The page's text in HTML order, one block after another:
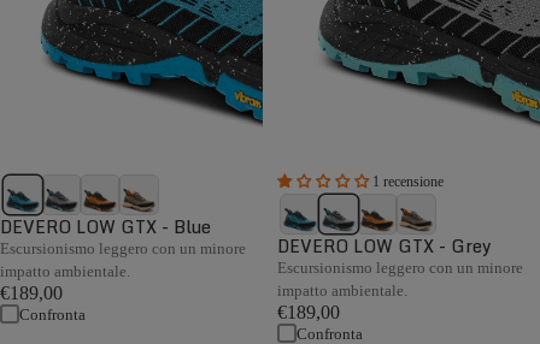
DEVERO LOW GTX - Blue
Escursionismo leggero con un minore
impatto ambientale.
€189,00
Confronta
1 recensione
DEVERO LOW GTX - Grey
Escursionismo leggero con un minore
impatto ambientale.
€189,00
Confronta